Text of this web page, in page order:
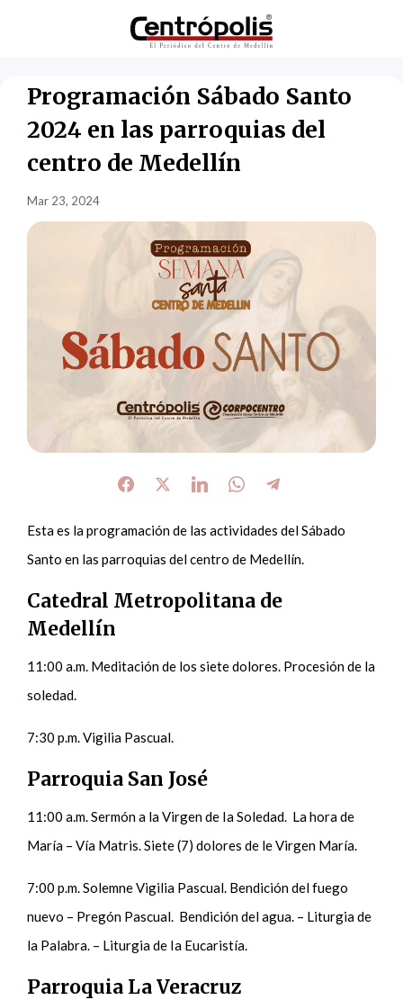
Programación Sábado Santo
2024 en las parroquias del
centro de Medellín
Mar 23, 2024
Esta es la programación de las actividades del Sábado
Santo en las parroquias del centro de Medellín.
Catedral Metropolitana de
Medellín
11:00 a.m. Meditación de los siete dolores. Procesión de la
soledad.
7:30 p.m. Vigilia Pascual.
Parroquia San José
11:00 a.m. Sermón a la Virgen de Ia Soledad. La hora de
María – Vía Matris. Siete (7) dolores de le Virgen María.
7:00 p.m. Solemne Vigilia Pascual. Bendición del fuego
nuevo – Pregón Pascual. Bendición del agua. – Liturgia de
la Palabra. – Liturgia de Ia Eucaristía.
Parroquia La Veracruz